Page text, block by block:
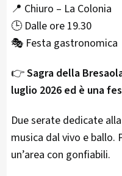
📍 Chiuro – La Colonia
🕒 Dalle ore 19.30
🎭 Festa gastronomica
👉Sagra della
luglio 2026 ed è una
Due serate dedicate
musica dal vivo e ballo.
un’area con gonfiabili.